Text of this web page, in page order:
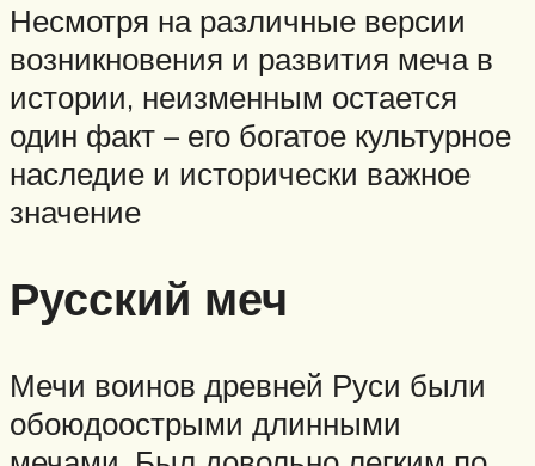
Несмотря на различные версии
возникновения и развития меча в
истории, неизменным остается
один факт – его богатое культурное
наследие и исторически важное
значение
Русский меч
Мечи воинов древней Руси были
обоюдоострыми длинными